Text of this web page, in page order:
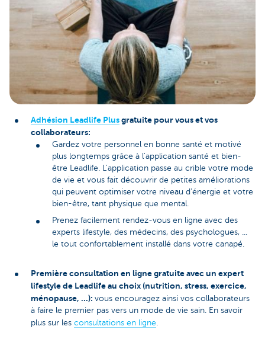
Adhésion Leadlife Plusgratuite pour vous et vos
collaborateurs:
Gardez votre personnel en bonne santé et motivé
plus longtemps grâce à l'application santé et bien-
être Leadlife. L'application passe au crible votre mode
de vie et vous fait découvrir de petites améliorations
qui peuvent optimiser votre niveau d'énergie et votre
bien-être, tant physique que mental.
Prenez facilement rendez-vous en ligne avec des
experts lifestyle, des médecins, des psychologues, ...
le tout confortablement installé dans votre canapé.
Première consultation en ligne gratuite avec un expert
lifestyle de Leadlife au choix (nutrition, stress, exercice,
ménopause, ...): vous encouragez ainsi vos collaborateurs
à faire le premier pas vers un mode de vie sain. En savoir
plus sur les consultations en ligne